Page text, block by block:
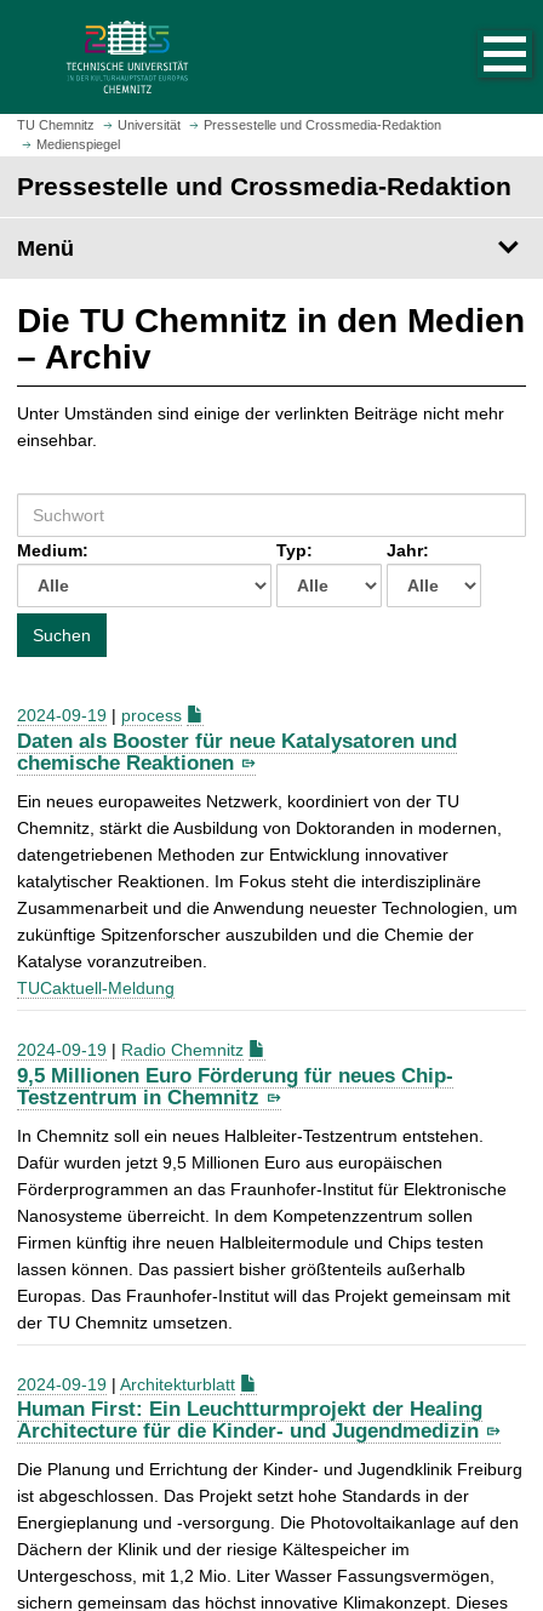
m
H
t
s
i
e
a
u
f
r
u
f
e
TU Chemnitz Universität
Pressestelle und Crossmedia-Redaktion
Medienspiegel
Pressestelle und Crossmedia-Redaktion
Menü
Die TU Chemnitz in den Medien
– Archiv
Unter Umständen sind einige der verlinkten Beiträge nicht mehr
einsehbar.
u
c
e
h
:
Medium: Typ: Jahr:
Suchen
2024-09-19 | process
Daten als Booster für neue Katalysatoren und
chemische Reaktionen
Ein neues europaweites Netzwerk, koordiniert von der TU
Chemnitz, stärkt die Ausbildung von Doktoranden in modernen,
datengetriebenen Methoden zur Entwicklung innovativer
katalytischer Reaktionen. Im Fokus steht die interdisziplinäre
Zusammenarbeit und die Anwendung neuester Technologien, um
zukünftige Spitzenforscher auszubilden und die Chemie der
Katalyse voranzutreiben.
TUCaktuell-Meldung
2024-09-19 | Radio Chemnitz
9,5 Millionen Euro Förderung für neues Chip-
Testzentrum in Chemnitz
In Chemnitz soll ein neues Halbleiter-Testzentrum entstehen.
Dafür wurden jetzt 9,5 Millionen Euro aus europäischen
Förderprogrammen an das Fraunhofer-Institut für Elektronische
Nanosysteme überreicht. In dem Kompetenzzentrum sollen
Firmen künftig ihre neuen Halbleitermodule und Chips testen
lassen können. Das passiert bisher größtenteils außerhalb
Europas. Das Fraunhofer-Institut will das Projekt gemeinsam mit
der TU Chemnitz umsetzen.
2024-09-19 | Architekturblatt
Human First: Ein Leuchtturmprojekt der Healing
Architecture für die Kinder- und Jugendmedizin
Die Planung und Errichtung der Kinder- und Jugendklinik Freiburg
ist abgeschlossen. Das Projekt setzt hohe Standards in der
Energieplanung und -versorgung. Die Photovoltaikanlage auf den
Dächern der Klinik und der riesige Kältespeicher im
Untergeschoss, mit 1,2 Mio. Liter Wasser Fassungsvermögen,
sichern gemeinsam das höchst innovative Klimakonzept. Dieses